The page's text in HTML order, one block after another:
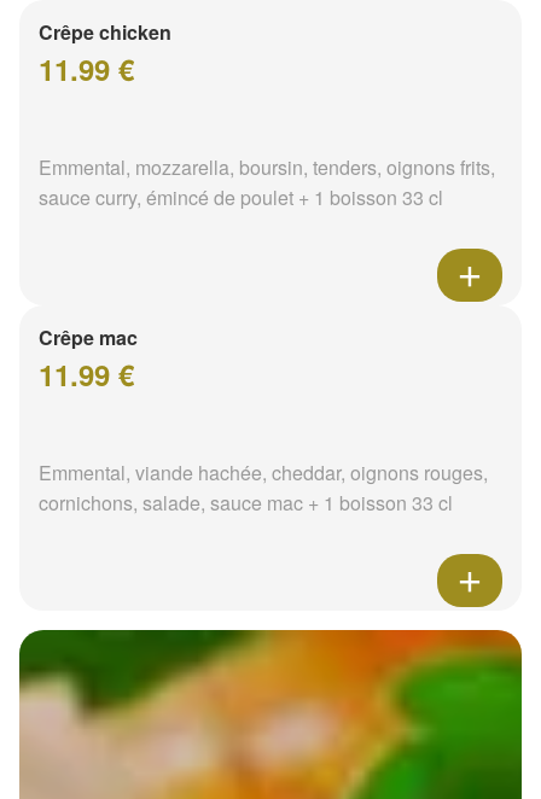
Crêpe chicken
11.99 €
Emmental, mozzarella, boursin, tenders, oignons frits,
sauce curry, émincé de poulet + 1 boisson 33 cl
Crêpe mac
11.99 €
Emmental, viande hachée, cheddar, oignons rouges,
cornichons, salade, sauce mac + 1 boisson 33 cl